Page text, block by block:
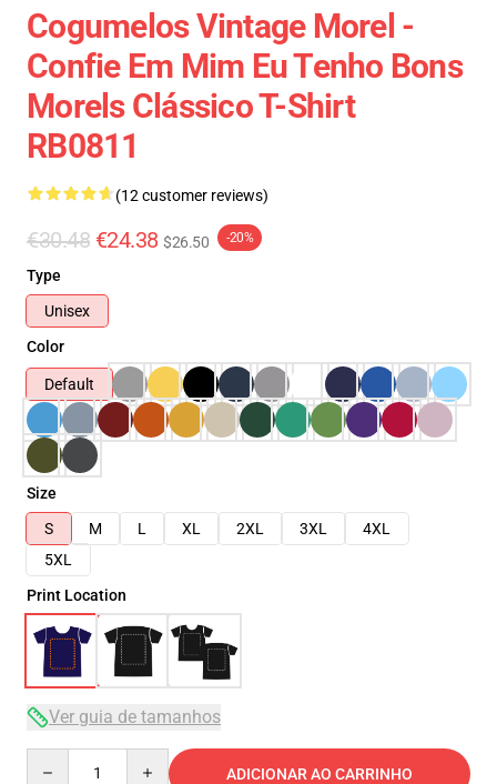
Cogumelos Vintage Morel -
Confie Em Mim Eu Tenho Bons
Morels Clássico T-Shirt
RB0811
(12 customer reviews)
€30.48 €24.38 $26.50 -20%
Type
Unisex
Color
Default
Size
S
M L XL 2XL 3XL
4XL
5XL
Print Location
Ver guia de tamanhos
ADICIONAR AO CARRINHO